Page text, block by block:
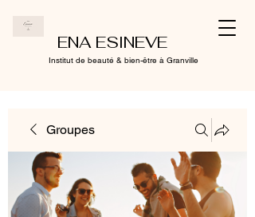
ENA ESINEVE
Institut de beauté & bien-être à Granville
Groupes